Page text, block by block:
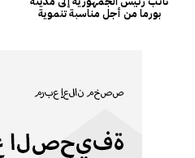
بورما من أجل مناسبة تنموية